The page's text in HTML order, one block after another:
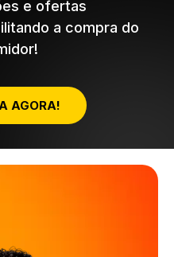
e ofertas
a compra do
AGORA!